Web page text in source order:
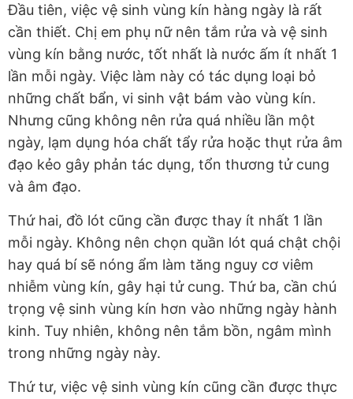
Đầu tiên, việc vệ sinh vùng kín hàng ngày là rất
cần thiết. Chị em phụ nữ nên tắm rửa và vệ sinh
vùng kín bằng nước, tốt nhất là nước ấm ít nhất 1
lần mỗi ngày. Việc làm này có tác dụng loại bỏ
những chất bẩn, vi sinh vật bám vào vùng kín.
Nhưng cũng không nên rửa quá nhiều lần một
ngày, lạm dụng hóa chất tẩy rửa hoặc thụt rửa âm
đạo kẻo gây phản tác dụng, tổn thương tử cung
và âm đạo.
Thứ hai, đồ lót cũng cần được thay ít nhất 1 lần
mỗi ngày. Không nên chọn quần lót quá chật chội
hay quá bí sẽ nóng ẩm làm tăng nguy cơ viêm
nhiễm vùng kín, gây hại tử cung. Thứ ba, cần chú
trọng vệ sinh vùng kín hơn vào những ngày hành
kinh. Tuy nhiên, không nên tắm bồn, ngâm mình
trong những ngày này.
Thứ tư, việc vệ sinh vùng kín cũng cần được thực